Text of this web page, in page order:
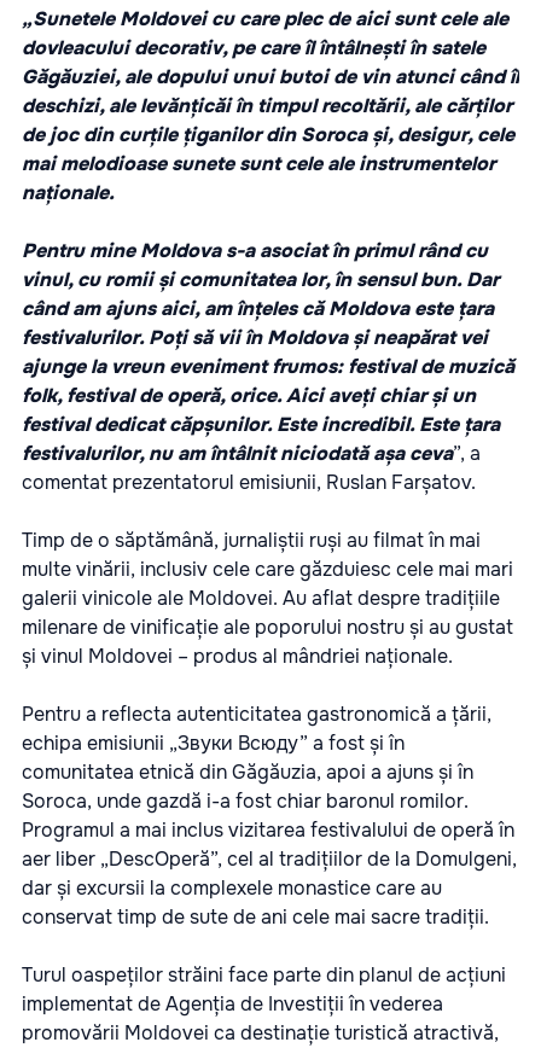
„Sunetele Moldovei cu care plec de aici sunt cele ale
dovleacului decorativ, pe care îl întâlnești în satele
Găgăuziei, ale dopului unui butoi de vin atunci când îl
deschizi, ale levănțicăi în timpul recoltării, ale cărților
de joc din curțile țiganilor din Soroca și, desigur, cele
mai melodioase sunete sunt cele ale instrumentelor
naționale.
Pentru mine Moldova s-a asociat în primul rând cu
vinul, cu romii și comunitatea lor, în sensul bun. Dar
când am ajuns aici, am înțeles că Moldova este țara
festivalurilor. Poți să vii în Moldova și neapărat vei
ajunge la vreun eveniment frumos: festival de muzică
folk, festival de operă, orice. Aici aveți chiar și un
festival dedicat căpșunilor. Este incredibil. Este țara
festivalurilor, nu am întâlnit niciodată așa ceva”, a
comentat prezentatorul emisiunii, Ruslan Farșatov.
Timp de o săptămână, jurnaliștii ruși au filmat în mai
multe vinării, inclusiv cele care găzduiesc cele mai mari
galerii vinicole ale Moldovei. Au aflat despre tradițiile
milenare de vinificație ale poporului nostru și au gustat
și vinul Moldovei – produs al mândriei naționale.
Pentru a reflecta autenticitatea gastronomică a țării,
echipa emisiunii „Звуки Всюду” a fost și în
comunitatea etnică din Găgăuzia, apoi a ajuns și în
Soroca, unde gazdă i-a fost chiar baronul romilor.
Programul a mai inclus vizitarea festivalului de operă în
aer liber „DescOperă”, cel al tradițiilor de la Domulgeni,
dar și excursii la complexele monastice care au
conservat timp de sute de ani cele mai sacre tradiții.
Turul oaspeților străini face parte din planul de acțiuni
implementat de Agenția de Investiții în vederea
promovării Moldovei ca destinație turistică atractivă,